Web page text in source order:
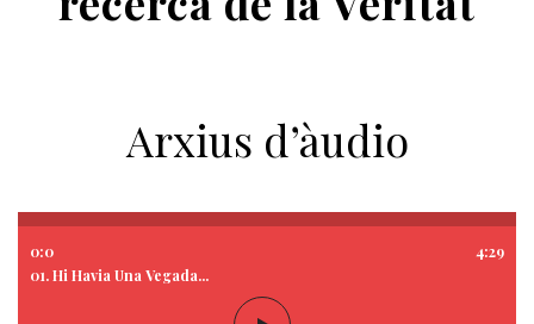
Arxius d’àudio
0:0
4:29
01. Hi Havia Una Vegada...